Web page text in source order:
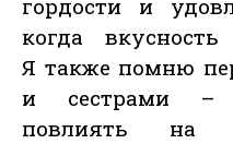
гордости и
когда
Я также помню
и сестрами –
повлиять на